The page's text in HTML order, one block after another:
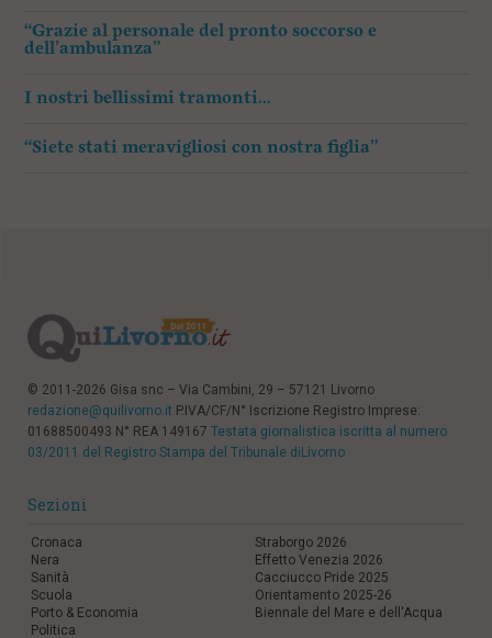
“Grazie al personale del pronto soccorso e
dell’ambulanza”
I nostri bellissimi tramonti…
“Siete stati meravigliosi con nostra figlia”
© 2011-2026 Gisa snc – Via Cambini, 29 – 57121 Livorno
redazione@quilivorno.it P.IVA/CF/N° Iscrizione Registro Imprese:
01688500493 N° REA 149167 Testata giornalistica iscritta al numero
03/2011 del Registro Stampa del Tribunale diLivorno
Sezioni
Cronaca
Nera
Sanità
Scuola
Porto & Economia
Politica
Straborgo 2026
Effetto Venezia 2026
Cacciucco Pride 2025
Orientamento 2025-26
Biennale del Mare e dell'Acqua